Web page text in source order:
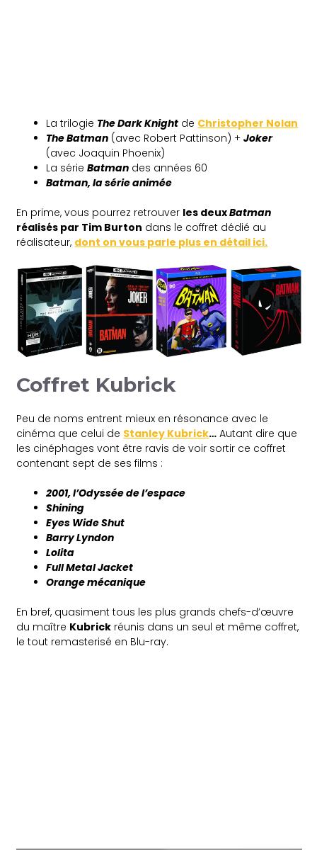
La trilogie The Dark Knight de Christopher Nolan
The Batman (avec Robert Pattinson) +Joker
(avec Joaquin Phoenix)
La sérieBatman des années 60
Batman, la série animée
En prime, vous pourrez retrouver les deuxBatman
réalisés par Tim Burton dans le coffret dédié au
réalisateur, dont on vous parle plus en détail ici.
Coffret Kubrick
Peu de noms entrent mieux en résonance avec le
cinéma que celui de Stanley Kubrick… Autant dire que
les cinéphages vont être ravis de voir sortir ce coffret
contenant sept de ses films :
2001, l’Odyssée de l’espace
Shining
Eyes Wide Shut
Barry Lyndon
Lolita
Full Metal Jacket
Orange mécanique
En bref, quasiment tous les plus grands chefs-d’œuvre
du maître Kubrick réunis dans un seul et même coffret,
le tout remasterisé en Blu-ray.